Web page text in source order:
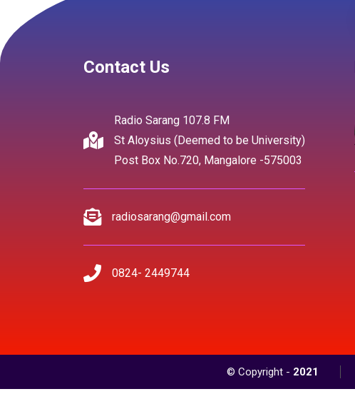
Contact Us
Radio Sarang 107.8 FM
St Aloysius (Deemed to be University)
Post Box No.720, Mangalore -575003
radiosarang@gmail.com
0824- 2449744
© Copyright - 2021